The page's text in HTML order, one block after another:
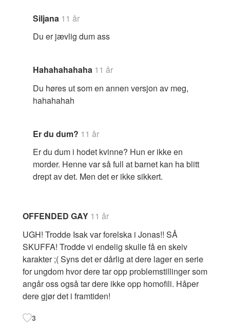
Siljana 11 år
Du er jævlig dum ass
Hahahahahaha 11 år
Du høres ut som en annen versjon av meg,
hahahahah
Er du dum? 11 år
Er du dum i hodet kvinne? Hun er ikke en
morder. Henne var så full at barnet kan ha blitt
drept av det. Men det er ikke sikkert.
OFFENDED GAY 11 år
UGH! Trodde Isak var forelska i Jonas!! SÅ
SKUFFA! Trodde vi endelig skulle få en skeiv
karakter ;( Syns det er dårlig at dere lager en serie
for ungdom hvor dere tar opp problemstillinger som
angår oss også tar dere ikke opp homofili. Håper
dere gjør det i framtiden!
3